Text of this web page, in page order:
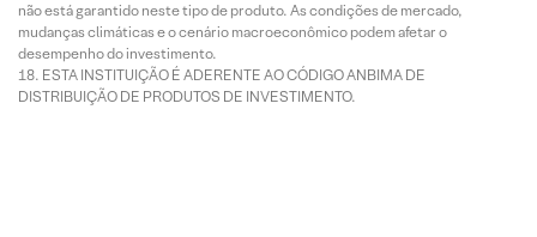
não está garantido neste tipo de produto. As condições de mercado,
mudanças climáticas e o cenário macroeconômico podem afetar o
desempenho do investimento.
ESTA INSTITUIÇÃO É ADERENTE AO CÓDIGO ANBIMA DE
DISTRIBUIÇÃO DE PRODUTOS DE INVESTIMENTO.